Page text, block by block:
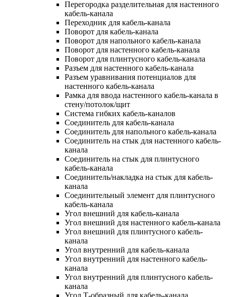
Перегородка разделительная для настенного
кабель-канала
Переходник для кабель-канала
Поворот для кабель-канала
Поворот для напольного кабель-канала
Поворот для настенного кабель-канала
Поворот для плинтусного кабель-канала
Разъем для настенного кабель-канала
Разъем уравнивания потенциалов для
настенного кабель-канала
Рамка для ввода настенного кабель-канала в
стену/потолок/щит
Система гибких кабель-каналов
Соединитель для кабель-канала
Соединитель для напольного кабель-канала
Соединитель на стык для настенного кабель-
канала
Соединитель на стык для плинтусного
кабель-канала
Соединитель/накладка на стык для кабель-
канала
Соединительный элемент для плинтусного
кабель-канала
Угол внешний для кабель-канала
Угол внешний для настенного кабель-канала
Угол внешний для плинтусного кабель-
канала
Угол внутренний для кабель-канала
Угол внутренний для настенного кабель-
канала
Угол внутренний для плинтусного кабель-
канала
Угол Т-образный для кабель-канала